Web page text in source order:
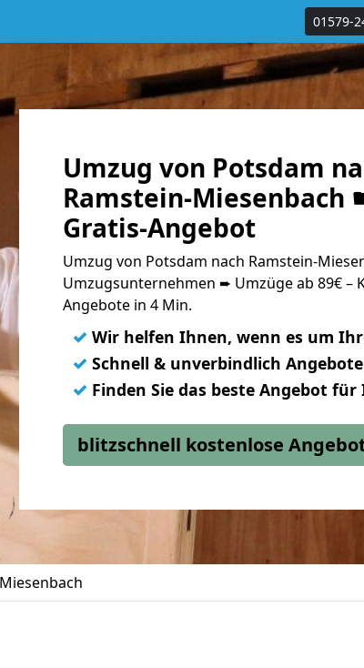
01579-
Umzug von Potsdam
Ramstein-Miesenbach
Gratis-Angebot
Umzug von Potsdam nach Ramstein-
Umzugsunternehmen ➨ Umzüge ab 89€ –
Angebote in 4 Min.
✓ Wir helfen Ihnen, wenn es um
✓ Schnell & unverbindlich
✓ Finden Sie das beste Angebot
blitzschnell kostenlose